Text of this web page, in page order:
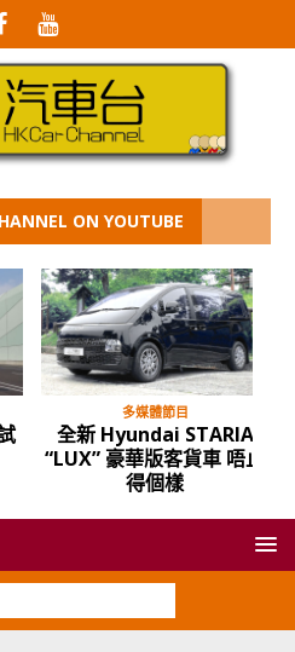
ON YOUTUBE
多媒體節目
全新 Hyundai STARIA
“LUX” 豪華版客貨車 唔止
得個樣